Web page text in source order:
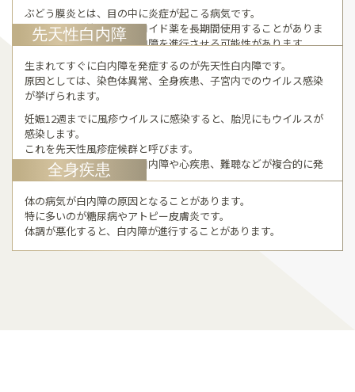
ぶどう膜炎とは、目の中に炎症が起こる病気です。
ぶどう膜炎の治療でステロイド薬を長期間使用することがありま
すが、ステロイド薬は白内障を進行させる可能性があります。
先天性白内障
生まれてすぐに白内障を発症するのが先天性白内障です。
原因としては、染色体異常、全身疾患、子宮内でのウイルス感染
が挙げられます。
妊娠12週までに風疹ウイルスに感染すると、胎児にもウイルスが
感染します。
これを先天性風疹症候群と呼びます。
先天性風疹症候群では、白内障や心疾患、難聴などが複合的に発
症することがあります。
全身疾患
体の病気が白内障の原因となることがあります。
特に多いのが糖尿病やアトピー皮膚炎です。
体調が悪化すると、白内障が進行することがあります。